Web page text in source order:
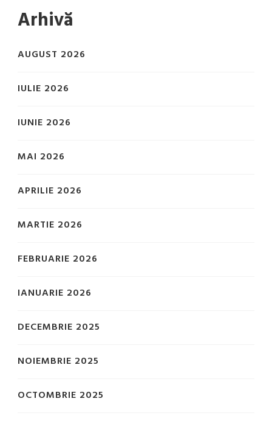
Arhivă
AUGUST 2026
IULIE 2026
IUNIE 2026
MAI 2026
APRILIE 2026
MARTIE 2026
FEBRUARIE 2026
IANUARIE 2026
DECEMBRIE 2025
NOIEMBRIE 2025
OCTOMBRIE 2025